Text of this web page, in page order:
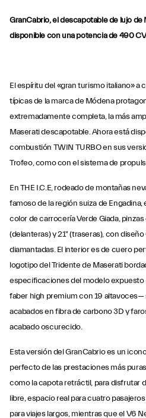
GranCabrio, el descapotable de lujo de
disponible con una potencia de 490 CV
El espíritu del «gran turismo italiano» a
típicas de la marca de Módena
extremadamente completa, la más
Maserati descapotable. Ahora está
combustión TWIN TURBO en sus
Trofeo, como con el sistema de
En THE I.C.E, rodeado de montañas
famoso de la región suiza de
color de carrocería Verde Giada,
(delanteras) y 21" (traseras), con
diamantadas. El interior es de cuero
logotipo del Tridente de Maserati
especificaciones del modelo
faber high premium con 19
acabados en fibra de carbono 3D y
acabado oscurecido.
Esta versión del GranCabrio es un
perfecto de las prestaciones más
como la capota retráctil, para disfrutar
libre, espacio real para cuatro
para viajes largos, mientras que el V6